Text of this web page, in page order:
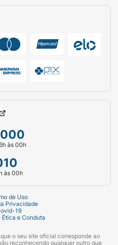
às 00h
às 00h
de Uso
Privacidade
19
Ética e Conduta
o seu site oficial corresponde ao
reconhecendo qualquer outro que